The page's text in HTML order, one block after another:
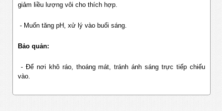
giảm liều lượng vôi cho thích hợp.
- Muốn tăng pH, xử lý vào buổi sáng.
Bảo quản:
- Để nơi khô ráo, thoáng mát, tránh ánh sáng trực tiếp chiếu
vào.